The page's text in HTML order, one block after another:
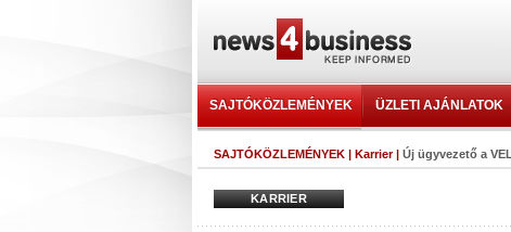
SAJTÓKÖZLEMÉNYEK ÜZLETI AJÁNLATOK
SAJTÓKÖZLEMÉNYEK | Karrier| Új ügyvezető a
KARRIER